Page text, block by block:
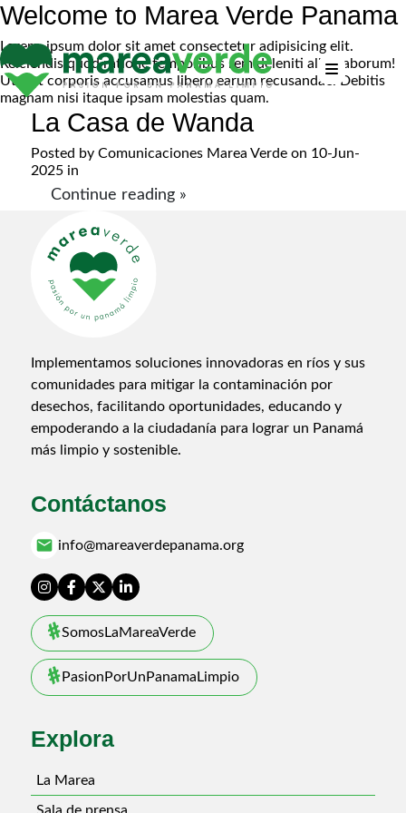
Welcome to Marea Verde Panama
Lorem, ipsum dolor sit amet consectetur adipisicing elit.
Reiciendis quod ratione temporibus rem deleniti alias laborum!
Ut sint corporis accusamus libero earum recusandae. Debitis
magnam nisi itaque ipsam molestias quam.
La Casa de Wanda
Posted by Comunicaciones Marea Verdeon 10-Jun-
2025 in
Continue reading »
Implementamos soluciones innovadoras en ríos y sus
comunidades para mitigar la contaminación por
desechos, facilitando oportunidades, educando y
empoderando a la ciudadanía para lograr un Panamá
más limpio y sostenible.
Contáctanos
email info@mareaverdepanama.org
SomosLaMareaVerde
PasionPorUnPanamaLimpio
Explora
La Marea